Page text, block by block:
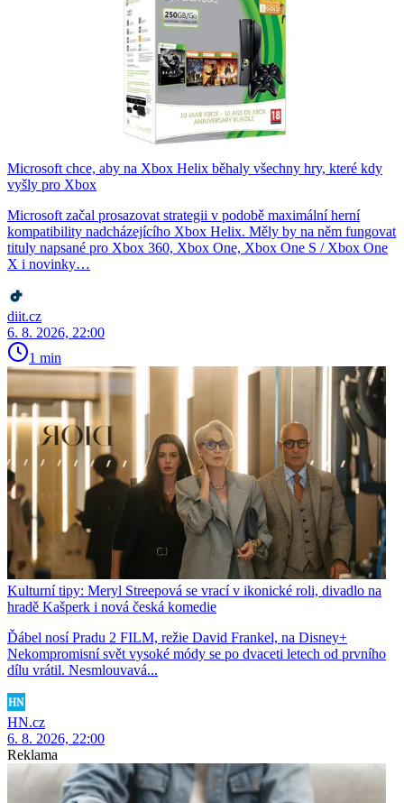
Microsoft chce, aby na Xbox Helix běhaly všechny hry, které kdy
vyšly pro Xbox
Microsoft začal prosazovat strategii v podobě maximální herní
kompatibility nadcházejícího Xbox Helix. Měly by na něm fungovat
tituly napsané pro Xbox 360, Xbox One, Xbox One S / Xbox One
X i novinky…
diit.cz
6. 8. 2026, 22:00
1 min
Kulturní tipy: Meryl Streepová se vrací v ikonické roli, divadlo na
hradě Kašperk i nová česká komedie
Ďábel nosí Pradu 2 FILM, režie David Frankel, na Disney+
Nekompromisní svět vysoké módy se po dvaceti letech od prvního
dílu vrátil. Nesmlouvavá...
HN.cz
6. 8. 2026, 22:00
Reklama